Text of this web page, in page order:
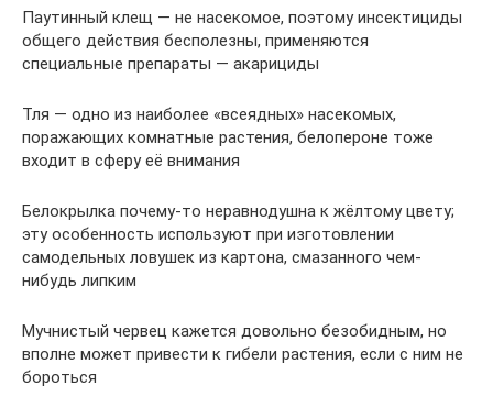
Паутинный клещ — не насекомое, поэтому инсектициды
общего действия бесполезны, применяются
специальные препараты — акарициды
Тля — одно из наиболее «всеядных» насекомых,
поражающих комнатные растения, белопероне тоже
входит в сферу её внимания
Белокрылка почему-то неравнодушна к жёлтому цвету;
эту особенность используют при изготовлении
самодельных ловушек из картона, смазанного чем-
нибудь липким
Мучнистый червец кажется довольно безобидным, но
вполне может привести к гибели растения, если с ним не
бороться